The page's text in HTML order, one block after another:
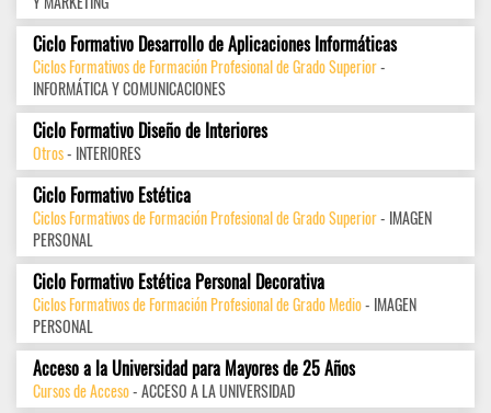
Ciclo Formativo Desarrollo de Aplicaciones Informáticas
Ciclos Formativos de Formación Profesional de Grado Superior-
INFORMÁTICA Y COMUNICACIONES
Ciclo Formativo Diseño de Interiores
Otros- INTERIORES
Ciclo Formativo Estética
Ciclos Formativos de Formación Profesional de Grado Superior- IMAGEN
PERSONAL
Ciclo Formativo Estética Personal Decorativa
Ciclos Formativos de Formación Profesional de Grado Medio- IMAGEN
PERSONAL
Acceso a la Universidad para Mayores de 25 Años
Cursos de Acceso- ACCESO A LA UNIVERSIDAD